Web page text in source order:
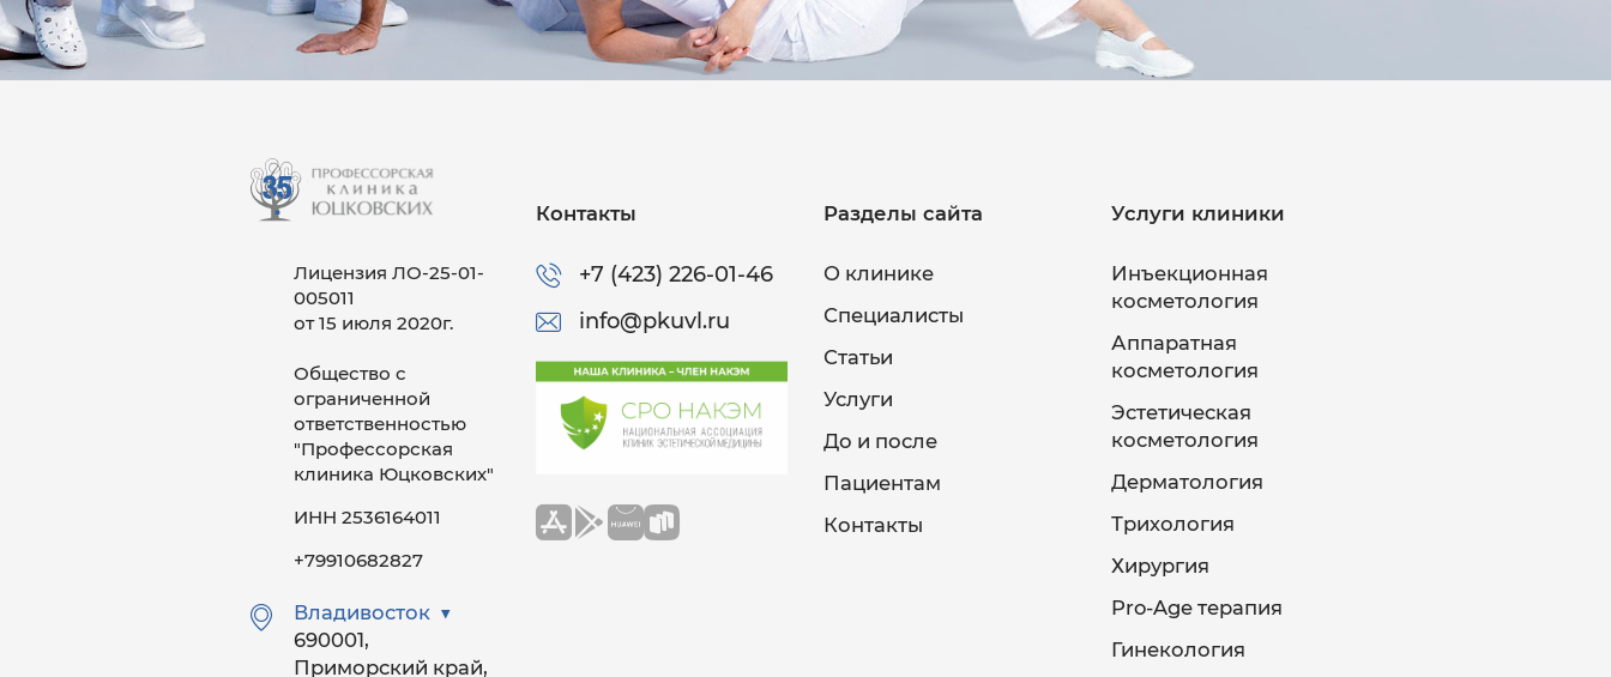
Лицензия ЛО-25-01-
005011
от 15 июля 2020г.
Общество с
ограниченной
ответственностью
"Профессорская
клиника Юцковских"
ИНН 2536164011
+79910682827
Владивосток
690001,
Приморский край,
Контакты
+7 (423) 226-01-46
info@pkuvl.ru
Разделы сайта
О клинике
Специалисты
Статьи
Услуги
До и после
Пациентам
Контакты
Услуги клиники
Инъекционная
косметология
Аппаратная
косметология
Эстетическая
косметология
Дерматология
Трихология
Хирургия
Pro-Age терапия
Гинекология